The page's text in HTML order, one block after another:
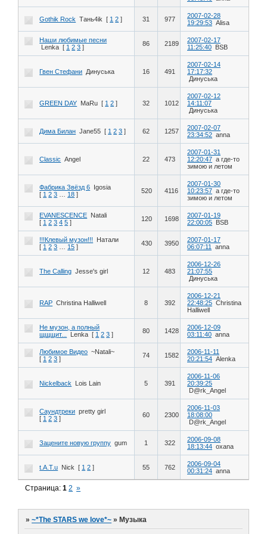
Gothik Rock Тань4ik [ 1 2 ] 31 977
2007-02-28
19:29:53 Alisa
Наши любимые песни
Lenka [ 1 2 3 ] 86 2189
2007-02-17
11:25:40
BSB
Гвен Стефани Динуська 16 491
2007-02-14
17:17:32
Динуська
GREEN DAY MaRu [ 1 2 ] 32 1012
2007-02-12
14:11:07
Динуська
Дима Билан Jane55 [ 1 2 3 ] 62 1257
2007-02-07
23:34:52 anna
Classic Angel 22 473
2007-01-31
12:20:47 а где-то
зимою и летом
Фабрика Звёзд 6
Igosia
[ 1 2 3 18 ] 520 4116
2007-01-30
10:23:57 а где-то
зимою и летом
EVANESCENCE Natali
[ 1 2 3 4 5 ] 120 1698
2007-01-19
22:00:05
BSB
!!!Клевый музон!!!
Натали
[ 1 2 3 15 ] 430 3950
2007-01-17
06:07:11
anna
The Calling Jesse's girl 12 483
2006-12-26
21:07:55
Динуська
RAP Christina Halliwell 8 392
2006-12-21
22:48:25 Christina
Halliwell
Не музон, а полный
щщщит...
Lenka [ 1 2 3 ] 80 1428
2006-12-09
03:11:40 anna
Любимое Видео ~Natali~
[ 1 2 3 ] 74 1582
2006-11-11
20:21:54 Alenka
Nickelback Lois Lain 5 391
2006-11-06
20:39:25
D@rk_Angel
Саундтреки pretty girl
[ 1 2 3 ] 60 2300
2006-11-03
18:08:00
D@rk_Angel
Зацените новую группу gum 1 322
2006-09-08
18:13:44 oxana
t.A.T.u Nick [ 1 2 ] 55 762
2006-09-04
00:31:24 anna
Страница:1 2 »
»~*The STARS we love*~ »Музыка